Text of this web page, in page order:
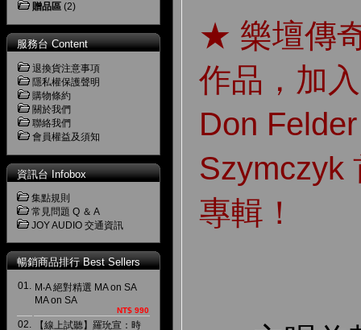
贈品區 (2)
服務台 Content
退換貨注意事項
隱私權保護聲明
購物條約
關於我們
聯絡我們
會員權益及須知
資訊台 Infobox
集點規則
常見問題 Q ＆ A
JOY AUDIO 交通資訊
暢銷商品排行 Best Sellers
01. M‧A 絕對精選 MA on SA
MA on SA
NT$ 990
02.
【線上試聽】羅玧宣：時
★ 樂壇傳
作品，加
Don
Szymczyk
專輯！